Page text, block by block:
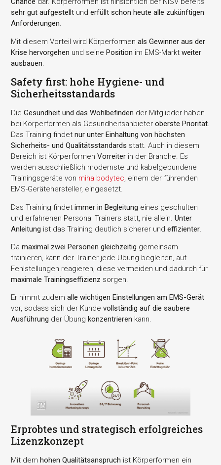
sehr gut aufgestellt underfüllt schon heute alle zukünftigen
Anforderungen.
Mit diesem Vorteil wird Körperformenals Gewinner aus der
Krise hervorgehen und seinePosition im EMS-Marktweiter
ausbauen.
Safety first: hohe Hygiene- und
Sicherheitsstandards
DieGesundheit und das Wohlbefinden der Mitglieder haben
bei Körperformen als Gesundheitsanbieteroberste Priorität.
Das Training findetnur unter Einhaltung von höchsten
Sicherheits- und Qualitätsstandards statt. Auch in diesem
Bereich ist KörperformenVorreiter in der Branche. Es
werden ausschließlich modernste und kabelgebundene
Trainingsgeräte von miha bodytec, einem der führenden
EMS-Gerätehersteller, eingesetzt.
Das Training findetimmer in Begleitung eines geschulten
und erfahrenen Personal Trainers statt, nie allein.Unter
Anleitung ist das Training deutlich sicherer undeffizienter
Damaximal zwei Personen gleichzeitig gemeinsam
trainieren, kann der Trainer jede Übung begleiten, auf
Fehlstellungen reagieren, diese vermeiden und dadurch für
maximale Trainingseffizienz sorgen.
Er nimmt zudemalle wichtigen Einstellungen am EMS-Gerät
vor, sodass sich der Kundevollständig auf die saubere
Ausführung der Übung konzentrieren kann.
Erprobtes und strategisch erfolgreiches
Lizenzkonzept
Mit demhohen Qualitätsanspruch ist Körperformen ein